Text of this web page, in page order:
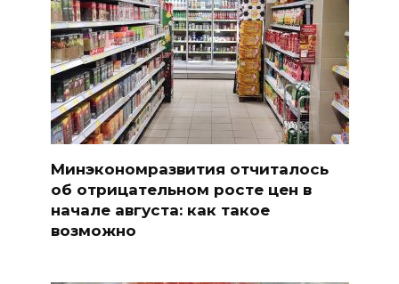
Минэкономразвития отчиталось
об отрицательном росте цен в
начале августа: как такое
возможно